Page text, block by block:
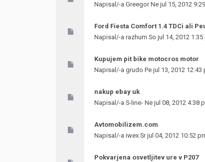
Napisal/-a GreegorNe jul 15, 2012
Ford Fiesta Comfort 1.4 TDCi ali
Napisal/-a razhum So jul 14, 2012 1:35
Kupujem pit bike motocros motor
Napisal/-a grudo Pe jul 13, 2012 12:43
nakup ebay uk
Napisal/-a S-line- Ne jul 08, 2012 4:38
Avtomobilizem.com
Napisal/-a iwex Sr jul 04, 2012 10:52
Pokvarjena osvetljitev ure v P207